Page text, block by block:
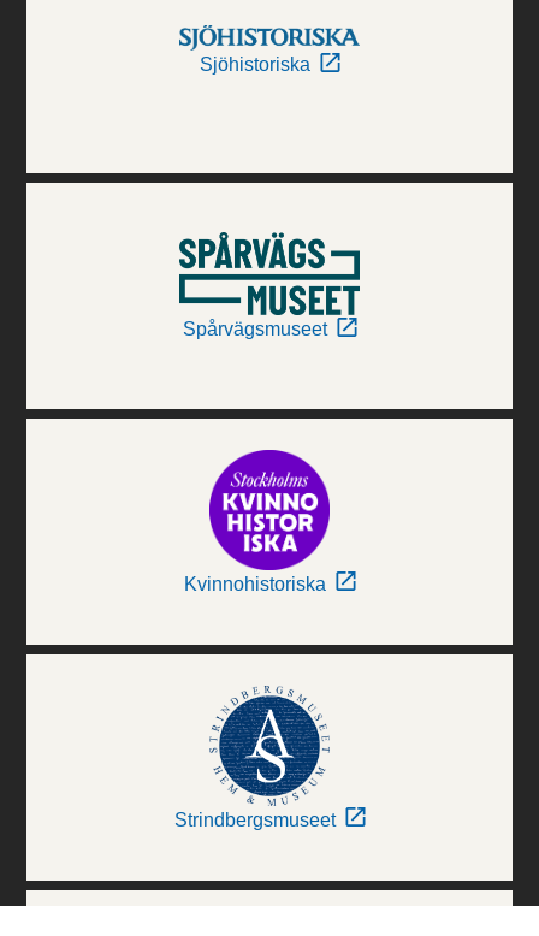
Sjöhistoriska
Spårvägsmuseet
Kvinnohistoriska
Strindbergsmuseet